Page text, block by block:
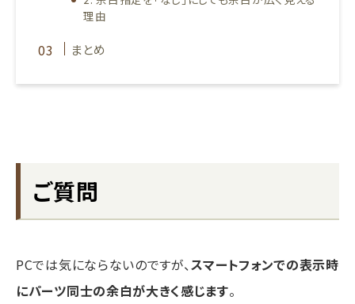
理由
まとめ
ご質問
PCでは気にならないのですが、スマートフォンでの表示時
にパーツ同士の余白が大きく感じます。